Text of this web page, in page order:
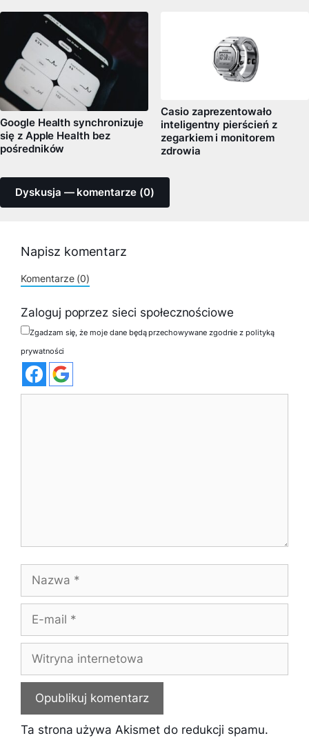
Google Health synchronizuje
się z Apple Health bez
pośredników
Casio zaprezentowało
inteligentny pierścień z
zegarkiem i monitorem
zdrowia
Dyskusja — komentarze (0)
Napisz komentarz
Komentarze (0)
Zaloguj poprzez sieci społecznościowe
Zgadzam się, że moje dane będą przechowywane zgodnie z polityką
prywatności
Nazwa
Witryna
internetowa
Ta strona używa Akismet do redukcji spamu.